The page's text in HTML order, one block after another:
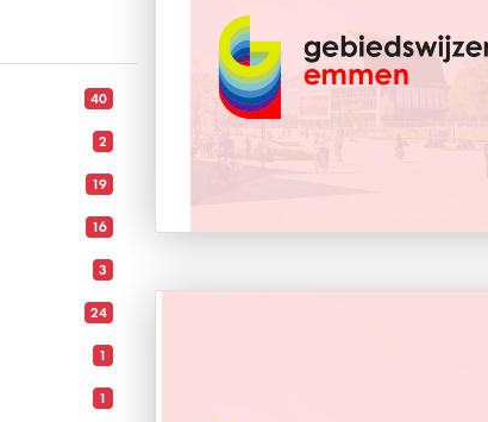
40
2
19
16
3
24
1
1